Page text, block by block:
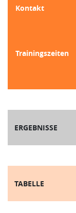
Kontakt
Trainingszeiten
ERGEBNISSE
TABELLE